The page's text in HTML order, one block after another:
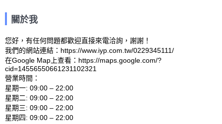
關於我
您好，有任何問題都歡迎直接來電洽詢，謝謝！
我們的網站連結：https://www.iyp.com.tw/0229345111/
在Google Map上查看：https://maps.google.com/?
cid=14556550661231102321
營業時間：
星期一: 09:00 – 22:00
星期二: 09:00 – 22:00
星期三: 09:00 – 22:00
星期四: 09:00 – 22:00